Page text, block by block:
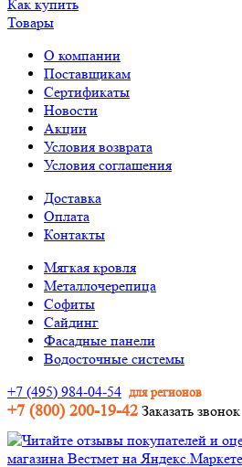
Как купить
Товары
О компании
Поставщикам
Сертификаты
Новости
Акции
Условия возврата
Условия соглашения
Доставка
Оплата
Контакты
Мягкая кровля
Металлочерепица
Софиты
Сайдинг
Фасадные панели
Водосточные системы
+7 (495) 984-04-54 для регионов
+7 (800) 200-19-42 Заказать звонок